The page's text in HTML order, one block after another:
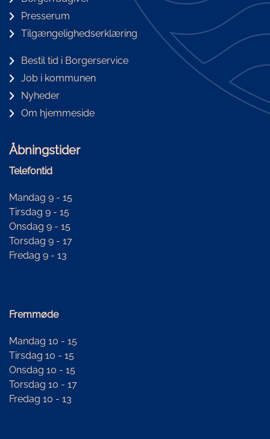
Presserum
Tilgængelighedserklæring
Bestil tid i Borgerservice
Job i kommunen
Nyheder
Om hjemmeside
Åbningstider
Telefontid
Mandag 9 - 15
Tirsdag 9 - 15
Onsdag 9 - 15
Torsdag 9 - 17
Fredag 9 - 13
Fremmøde
Mandag 10 - 15
Tirsdag 10 - 15
Onsdag 10 - 15
Torsdag 10 - 17
Fredag 10 - 13